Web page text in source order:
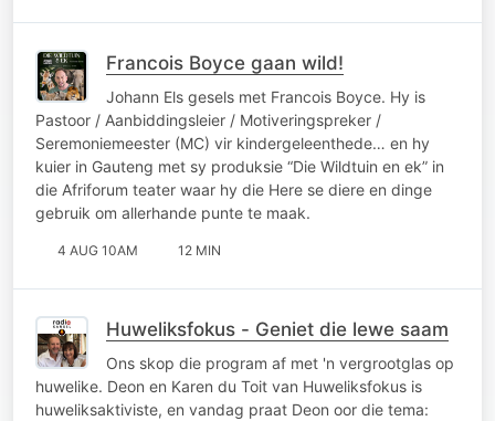
Francois Boyce gaan wild!
Johann Els gesels met Francois Boyce. Hy is
Pastoor / Aanbiddingsleier / Motiveringspreker /
Seremoniemeester (MC) vir kindergeleenthede… en hy
kuier in Gauteng met sy produksie “Die Wildtuin en ek” in
die Afriforum teater waar hy die Here se diere en dinge
gebruik om allerhande punte te maak.
4 AUG 10AM 12 MIN
Huweliksfokus - Geniet die lewe saam
Ons skop die program af met 'n vergrootglas op
huwelike. Deon en Karen du Toit van Huweliksfokus is
huweliksaktiviste, en vandag praat Deon oor die tema: